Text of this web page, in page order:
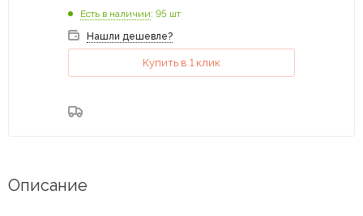
Есть в наличии: 95 шт
Нашли дешевле?
Купить в 1 клик
Описание